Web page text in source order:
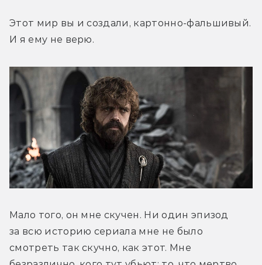
Этот мир вы и создали, картонно-фальшивый.
И я ему не верю.
Мало того, он мне скучен. Ни один эпизод
за всю историю сериала мне не было
смотреть так скучно, как этот. Мне